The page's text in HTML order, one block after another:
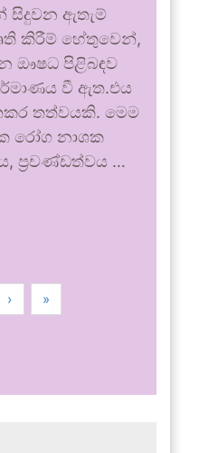
සිදුවන ඇතැම්
කිරීම් හේතුවෙන්,
ඖෂධ පිළිබඳව
වී ඇත.එය
තත්වයකි. මෙම
රෝග නාශක
ප්‍රචණ්ඩත්වය …
› »